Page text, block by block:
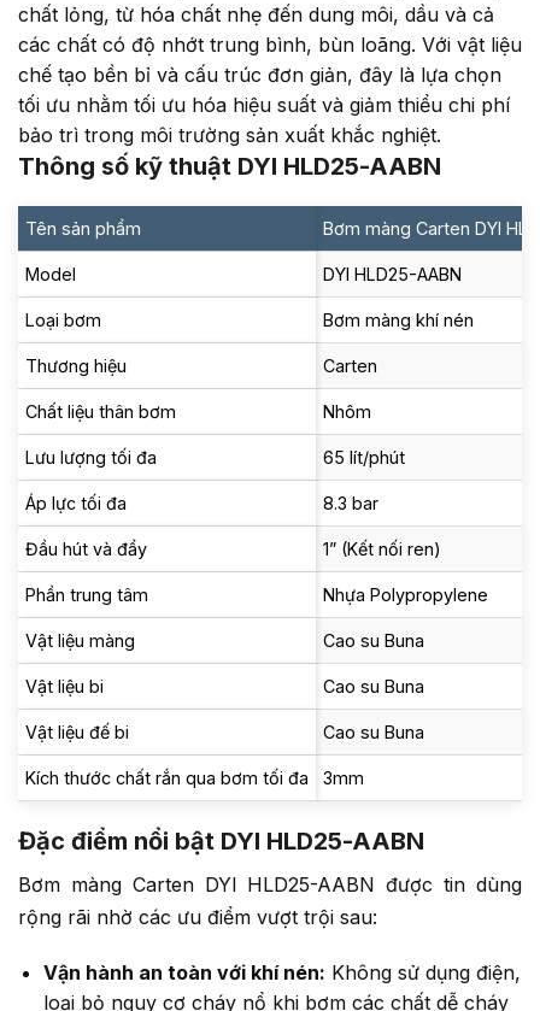
chất lỏng, từ hóa chất nhẹ đến dung môi, dầu và cả
các chất có độ nhớt trung bình, bùn loãng. Với vật liệu
chế tạo bền bỉ và cấu trúc đơn giản, đây là lựa chọn
tối ưu nhằm tối ưu hóa hiệu suất và giảm thiểu chi phí
bảo trì trong môi trường sản xuất khắc nghiệt.
Thông số kỹ thuật DYI HLD25-AABN
Tên sản phẩm Bơm màng Carten DYI
Model DYI HLD25-AABN
Loại bơm Bơm màng khí nén
Thương hiệu Carten
Chất liệu thân bơm Nhôm
Lưu lượng tối đa 65 lít/phút
Áp lực tối đa 8.3 bar
Đầu hút và đẩy 1” (Kết nối ren)
Phần trung tâm Nhựa Polypropylene
Vật liệu màng Cao su Buna
Vật liệu bi Cao su Buna
Vật liệu đế bi Cao su Buna
Kích thước chất rắn qua bơm tối đa 3mm
Đặc điểm nổi bật DYI HLD25-AABN
Bơm màng Carten DYI HLD25-AABN được tin dùng
rộng rãi nhờ các ưu điểm vượt trội sau:
Vận hành an toàn với khí nén: Không sử dụng điện,
loại bỏ nguy cơ cháy nổ khi bơm các chất dễ cháy